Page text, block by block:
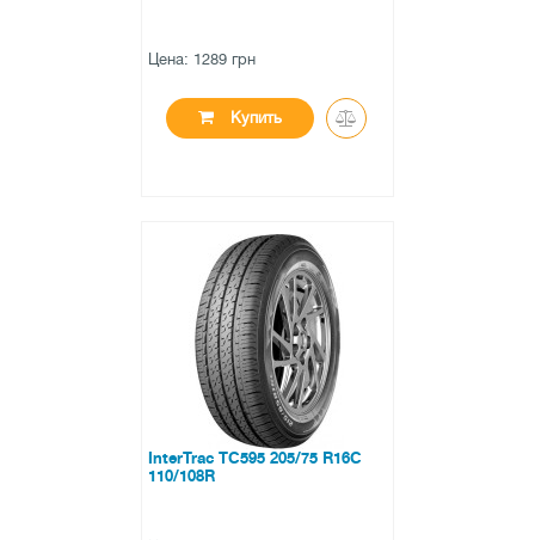
Цена: 1289 грн
Купить
нет в наличии
0 отзывов
InterTrac TC595 205/75 R16C
110/108R